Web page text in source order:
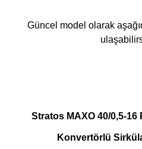
Güncel model olarak
Stratos MAXO 40/0,5-16
Konvertörlü